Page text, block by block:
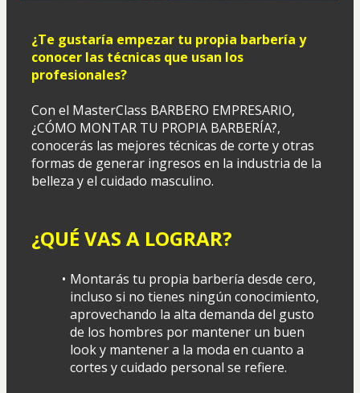
¿Te gustaría empezar tu propia barbería y
conocer las técnicas que usan los
profesionales?
Con el MasterClass BARBERO EMPRESARIO,
¿CÓMO MONTAR TU PROPIA BARBERÍA?,
conocerás las mejores técnicas de corte y otras
formas de generar ingresos en la industria de la
belleza y el cuidado masculino.
¿QUÉ VAS A LOGRAR?
Montarás tu propia barbería desde cero,
incluso si no tienes ningún conocimiento,
aprovechando la alta demanda del gusto
de los hombres por mantener un buen
look y mantener a la moda en cuanto a
cortes y cuidado personal se refiere.